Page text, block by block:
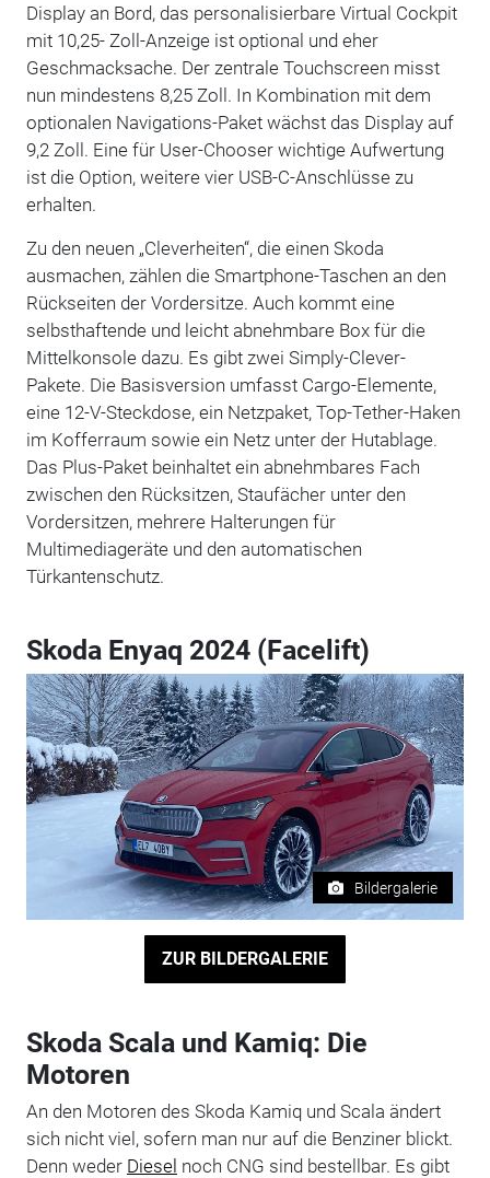
Display an Bord, das personalisierbare Virtual Cockpit
mit 10,25- Zoll-Anzeige ist optional und eher
Geschmacksache. Der zentrale Touchscreen misst
nun mindestens 8,25 Zoll. In Kombination mit dem
optionalen Navigations-Paket wächst das Display auf
9,2 Zoll. Eine für User-Chooser wichtige Aufwertung
ist die Option, weitere vier USB-C-Anschlüsse zu
erhalten.
Zu den neuen „Cleverheiten“, die einen Skoda
ausmachen, zählen die Smartphone-Taschen an den
Rückseiten der Vordersitze. Auch kommt eine
selbsthaftende und leicht abnehmbare Box für die
Mittelkonsole dazu. Es gibt zwei Simply-Clever-
Pakete. Die Basisversion umfasst Cargo-Elemente,
eine 12-V-Steckdose, ein Netzpaket, Top-Tether-Haken
im Kofferraum sowie ein Netz unter der Hutablage.
Das Plus-Paket beinhaltet ein abnehmbares Fach
zwischen den Rücksitzen, Staufächer unter den
Vordersitzen, mehrere Halterungen für
Multimediageräte und den automatischen
Türkantenschutz.
Skoda Enyaq 2024 (Facelift)
Bildergalerie
ZUR BILDERGALERIE
Skoda Scala und Kamiq: Die
Motoren
An den Motoren des Skoda Kamiq und Scala ändert
sich nicht viel, sofern man nur auf die Benziner blickt.
Denn weder Diesel noch CNG sind bestellbar. Es gibt